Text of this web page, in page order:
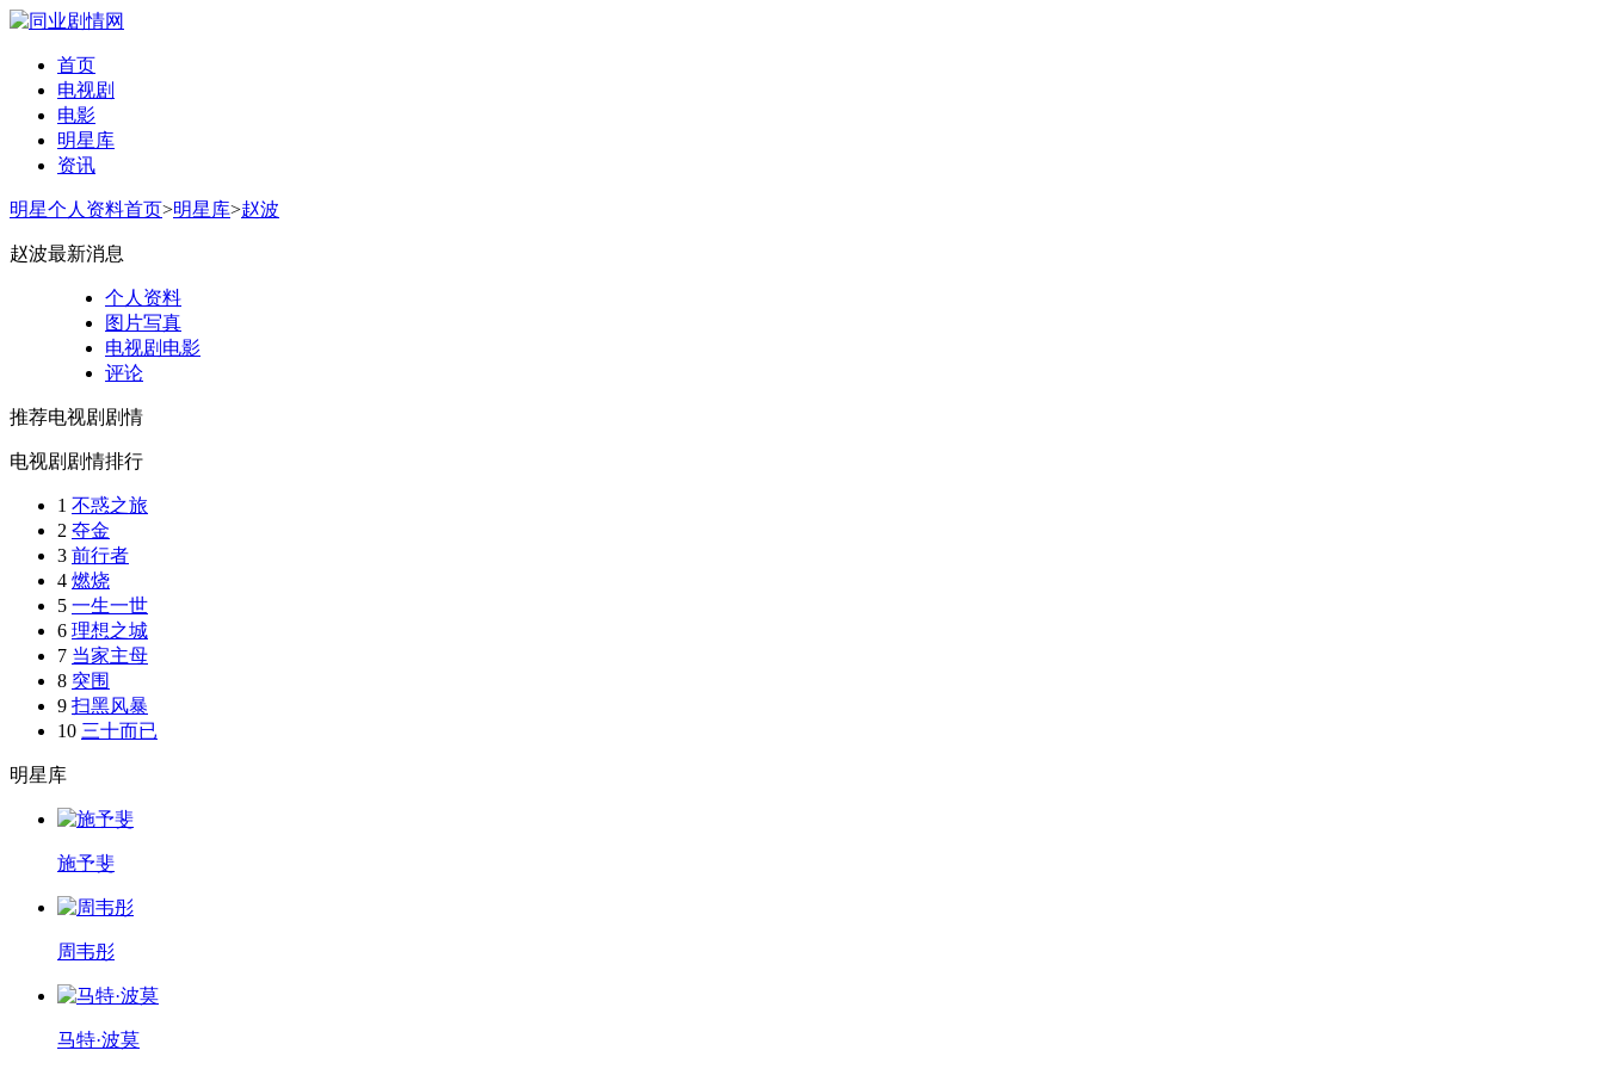
首页
电视剧
电影
明星库
资讯
明星个人资料首页>明星库>赵波
赵波最新消息
个人资料
图片写真
电视剧电影
评论
推荐电视剧剧情
电视剧剧情排行
1 不惑之旅
2 夺金
3 前行者
4 燃烧
5 一生一世
6 理想之城
7 当家主母
8 突围
9 扫黑风暴
10 三十而已
明星库
施予斐
周韦彤
马特·波莫